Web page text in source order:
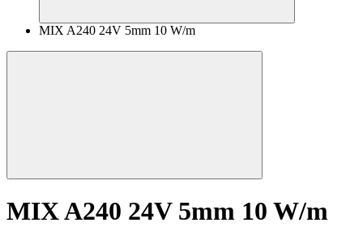
MIX A240 24V 5mm 10 W/m
MIX A240 24V 5mm 10 W/m